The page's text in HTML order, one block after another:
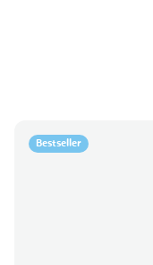
Bestseller